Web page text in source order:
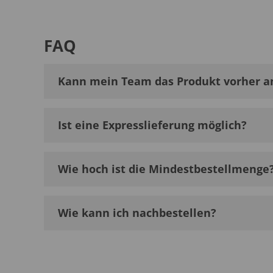
FAQ
Kann mein Team das Produkt vorher
Ist eine Expresslieferung möglich?
Wie hoch ist die
Wie kann ich nachbestellen?